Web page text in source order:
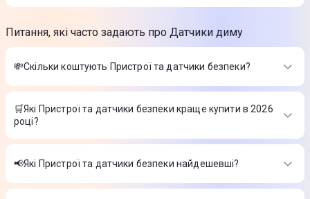
Питання, які часто задають про Датчики диму
💸Скільки коштують Пристрої та датчики безпеки?
Вартість товарів в категорії Пристрої та датчики безпеки в
інтернет-магазині Цитрус
Розумний датчик природного газу Aqara JT-BZ-03AQ/A
2 899 ₴
(000023070)-4 249 ₴
🛒Які Пристрої та датчики безпеки краще купити в 2026
році?
Найкращі Пристрої та датчики безпеки в 2026 році на думку
інтернет-магазину Цитрус
2 899 ₴
📢Які Пристрої та датчики безпеки найдешевші?
На сьогодні найдешевші Пристрої та датчики безпеки